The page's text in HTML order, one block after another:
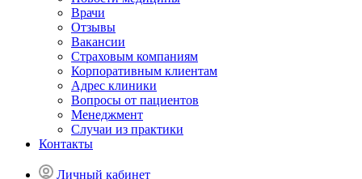
Врачи
Отзывы
Вакансии
Страховым компаниям
Корпоративным клиентам
Адрес клиники
Вопросы от пациентов
Менеджмент
Случаи из практики
Контакты
Личный кабинет